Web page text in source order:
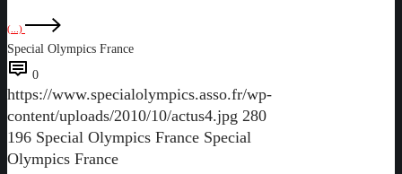
(...)
Special Olympics France
0
https://www.specialolympics.asso.fr/wp-
content/uploads/2010/10/actus4.jpg 280
196 Special Olympics France Special
Olympics France